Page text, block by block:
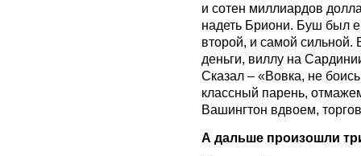
и сотен миллиардов
надеть Бриони. Буш был
второй, и самой сильной.
деньги, виллу на
Сказал – «Вовка, не
классный парень,
Вашингтон вдвоем,
А дальше произошли